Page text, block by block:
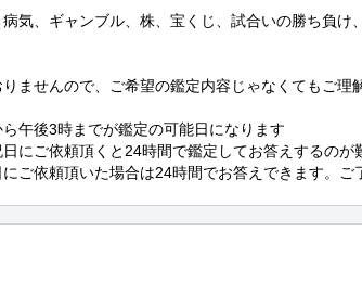
気、ギャンブル、株、宝くじ、試合いの勝ち負け
ませんので、ご希望の鑑定内容じゃなくてもご理
午後3時までが鑑定の可能日になります
にご依頼頂くと24時間で鑑定してお答えするのが
ご依頼頂いた場合は24時間でお答えできます。ご